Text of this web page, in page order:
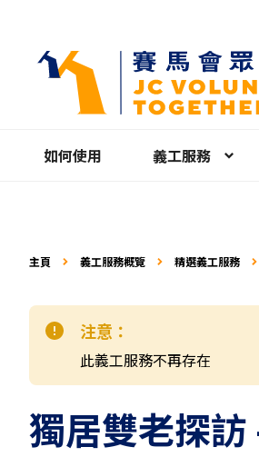
如何使用 義工服務
主頁 義工服務概覽 精選義工服務
注意：
此義工服務不再存在
獨居雙老探訪